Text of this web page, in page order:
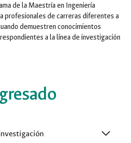
de la Maestría en Ingeniería
profesionales de carreras diferentes a
demuestren conocimientos
a la línea de investigación